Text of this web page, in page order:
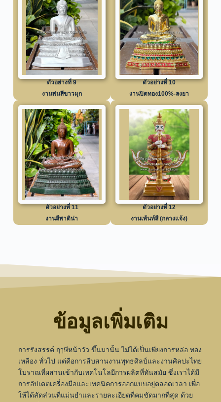
ตัวอย่างที่ 9
งานพ่นสีขาวมุก
ตัวอย่างที่ 10
งานปิดทอง100%-ลงยา
ตัวอย่างที่ 11
งานสีพาติน่า
ตัวอย่างที่ 12
งานเพ้นท์สี (กลางแจ้ง)
ข้อมูลเพิ่มเติม
การรังสรรค์ ฤๅษีหน้าวัว ขึ้นมานั้น ไม่ได้เป็นเพียงการหล่อ ทอง
เหลือง ทั่วไป แต่คือการสืบสานงานพุทธศิลป์และงานศิลปะไทย
โบราณที่ผสานเข้ากับเทคโนโลยีการผลิตที่ทันสมัย ซึ่งเราได้มี
การอัปเดตเครื่องมือและเทคนิคการออกแบบอยู่ตลอดเวลา เพื่อ
ให้ได้สัดส่วนที่แม่นยำและรายละเอียดที่คมชัดมากที่สุด ด้วย